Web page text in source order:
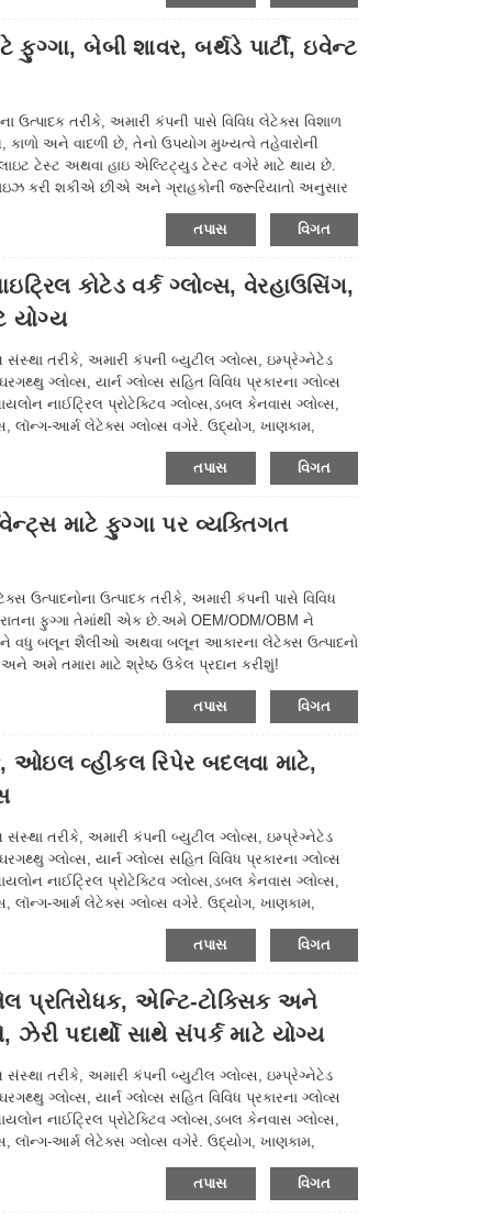
બેબી શાવર, બર્થડે પાર્ટી, ઇવેન્ટ
તરીકે, અમારી કંપની પાસે વિવિધ લેટેક્સ વિશાળ
કાળો અને વાદળી છે, તેનો ઉપયોગ મુખ્યત્વે તહેવારોની
ટેસ્ટ અથવા હાઇ એલ્ટિટ્યુડ ટેસ્ટ વગેરે માટે થાય છે.
કરી શકીએ છીએ અને ગ્રાહકોની જરૂરિયાતો અનુસાર
તપાસ વિગત
કોટેડ વર્ક ગ્લોવ્સ, વેરહાઉસિંગ,
યોગ્ય
તરીકે, અમારી કંપની બ્યુટીલ ગ્લોવ્સ, ઇમ્પ્રેગ્નેટેડ
ગ્લોવ્સ, યાર્ન ગ્લોવ્સ સહિત વિવિધ પ્રકારના ગ્લોવ્સ
નાઈટ્રિલ પ્રોટેક્ટિવ ગ્લોવ્સ,ડબલ કેનવાસ ગ્લોવ્સ,
લૉન્ગ-આર્મ લેટેક્સ ગ્લોવ્સ વગેરે. ઉદ્યોગ, ખાણકામ,
તપાસ વિગત
માટે ફુગ્ગા પર વ્યક્તિગત
ઉત્પાદક તરીકે, અમારી કંપની પાસે વિવિધ
ફુગ્ગા તેમાંથી એક છે.અમે OEM/ODM/OBM ને
વધુ બલૂન શૈલીઓ અથવા બલૂન આકારના લેટેક્સ ઉત્પાદનો
અને અમે તમારા માટે શ્રેષ્ઠ ઉકેલ પ્રદાન કરીશું!
તપાસ વિગત
વ્હીકલ રિપેર બદલવા માટે,
તરીકે, અમારી કંપની બ્યુટીલ ગ્લોવ્સ, ઇમ્પ્રેગ્નેટેડ
ગ્લોવ્સ, યાર્ન ગ્લોવ્સ સહિત વિવિધ પ્રકારના ગ્લોવ્સ
નાઈટ્રિલ પ્રોટેક્ટિવ ગ્લોવ્સ,ડબલ કેનવાસ ગ્લોવ્સ,
લૉન્ગ-આર્મ લેટેક્સ ગ્લોવ્સ વગેરે. ઉદ્યોગ, ખાણકામ,
તપાસ વિગત
પ્રતિરોધક, એન્ટિ-ટોક્સિક અને
પદાર્થો સાથે સંપર્ક માટે યોગ્ય
તરીકે, અમારી કંપની બ્યુટીલ ગ્લોવ્સ, ઇમ્પ્રેગ્નેટેડ
ગ્લોવ્સ, યાર્ન ગ્લોવ્સ સહિત વિવિધ પ્રકારના ગ્લોવ્સ
નાઈટ્રિલ પ્રોટેક્ટિવ ગ્લોવ્સ,ડબલ કેનવાસ ગ્લોવ્સ,
લૉન્ગ-આર્મ લેટેક્સ ગ્લોવ્સ વગેરે. ઉદ્યોગ, ખાણકામ,
તપાસ વિગત